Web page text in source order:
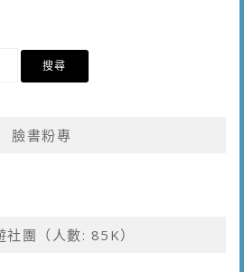
臉書粉專
社團（人數: 85K）